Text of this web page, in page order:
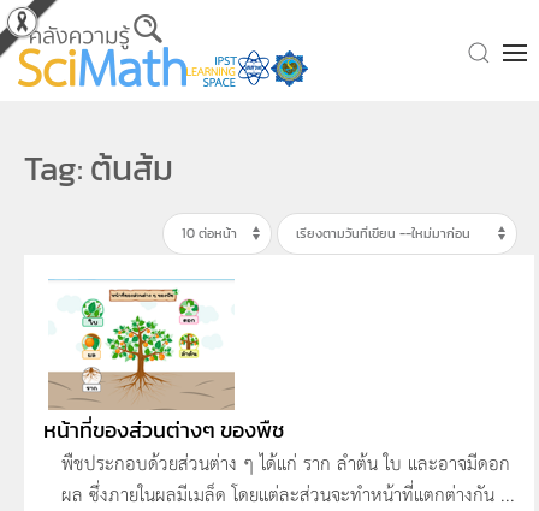
Skip to main content
Tag: ต้นส้ม
หน้าที่ของส่วนต่างๆ ของพืช
พืชประกอบด้วยส่วนต่าง ๆ ได้แก่ ราก ลำต้น ใบ และอาจมีดอก
ผล ซึ่งภายในผลมีเมล็ด โดยแต่ละส่วนจะทำหน้าที่แตกต่างกัน ...